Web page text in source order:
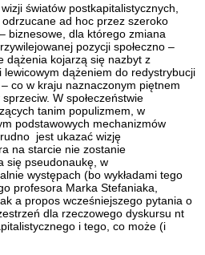
światów postkapitalistycznych,
ad hoc przez szeroko
biznesowe, dla którego zmiana
pozycji społeczno –
dążenia kojarzą się nazbyt z
dążeniem do redystrybucji
co w kraju naznaczonym piętnem
W społeczeństwie
tanim populizmem, w
podstawowych mechanizmów
jest ukazać wizję
na starcie nie zostanie
się pseudonaukę, w
występach (bo wykładami tego
profesora Marka Stefaniaka,
a propos wcześniejszego pytania o
dla rzeczowego dyskursu nt
i tego, co może (i